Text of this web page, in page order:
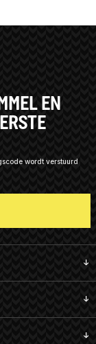
EN
wordt verstuurd